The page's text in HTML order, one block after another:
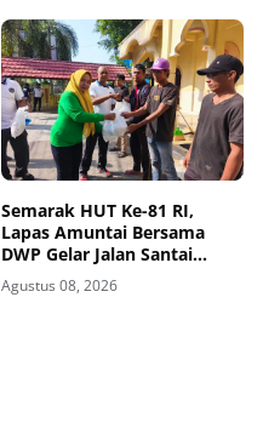
Semarak HUT Ke-81 RI,
Lapas Amuntai Bersama
DWP Gelar Jalan Santai
Hingga Baksos
Agustus 08, 2026